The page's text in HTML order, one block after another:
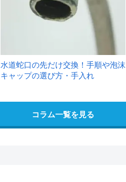
水道蛇口の先だけ交換！手順や泡沫
キャップの選び方・手入れ
コラム一覧を見る